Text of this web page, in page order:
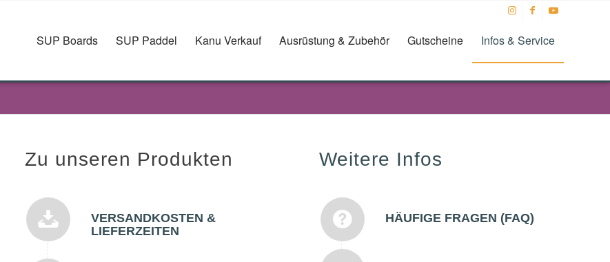
SUP Boards SUP Paddel Kanu Verkauf Ausrüstung & Zubehör Gutscheine Infos & Service
Zu unseren Produkten
VERSANDKOSTEN &
LIEFERZEITEN
Weitere Infos
HÄUFIGE FRAGEN (FAQ)